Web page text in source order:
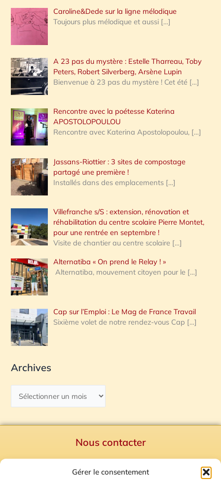
Gérer le consentement
Caroline&Dede sur la ligne mélodique
Toujours plus mélodique et aussi […]
A 23 pas du mystère : Estelle Tharreau, Toby
Peters, Robert Silverberg, Arsène Lupin
Bienvenue à 23 pas du mystère ! Cet été […]
Rencontre avec la poétesse Katerina
APOSTOLOPOULOU
Rencontre avec Katerina Apostolopoulou, […]
Jassans-Riottier : 3 sites de compostage
partagé une première !
Installés dans des emplacements […]
Villefranche s/S : extension, rénovation et
réhabilitation du centre scolaire Pierre Montet,
pour une rentrée en septembre !
Visite de chantier au centre scolaire […]
Alternatiba « On prend le Relay ! »
Alternatiba, mouvement citoyen pour le […]
Cap sur l’Emploi : Le Mag de France Travail
Sixième volet de notre rendez-vous Cap […]
Archives
Nous contacter